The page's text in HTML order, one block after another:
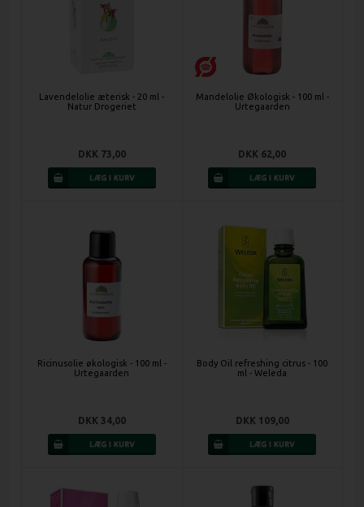
Lavendelolie æterisk - 20 ml -
Natur Drogeriet
DKK 73,00
Mandelolie Økologisk - 100 ml -
Urtegaarden
DKK 62,00
Ricinusolie økologisk - 100 ml -
Urtegaarden
DKK 34,00
Body Oil refreshing citrus - 100
ml - Weleda
DKK 109,00